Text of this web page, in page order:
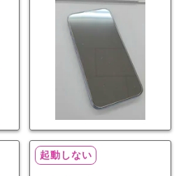
まで復旧しました
起動しない